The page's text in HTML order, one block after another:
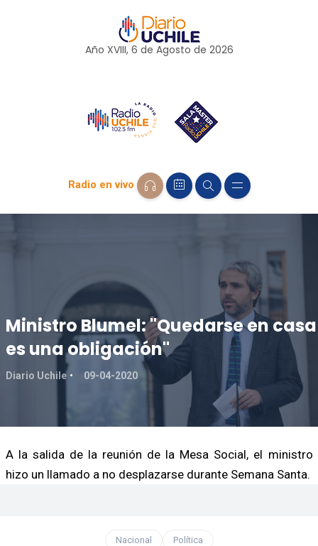
Año XVIII, 6 de Agosto de 2026
Radio en vivo
Ministro Blumel: "Quedarse en casa
es una obligación"
Diario Uchile 09-04-2020
A la salida de la reunión de la Mesa Social, el ministro
hizo un llamado a no desplazarse durante Semana Santa.
Nacional Política